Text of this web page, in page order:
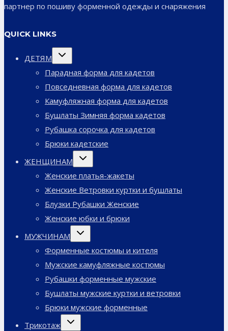
партнер по пошиву форменной одежды и снаряжения
QUICK LINKS
ДЕТЯМ
Переключить
дочернее
Парадная форма для кадетов
Повседневная форма для кадетов
Камуфляжная форма для кадетов
Бушлаты Зимняя форма кадетов
Рубашка сорочка для кадетов
Брюки кадетские
ЖЕНЩИНАМ
Переключить
дочернее
Женские платья-жакеты
Женские Ветровки куртки и бушлаты
Блузки Рубашки Женские
Женские юбки и брюки
МУЖЧИНАМ
Переключить
дочернее
Форменные костюмы и кителя
Мужские камуфляжные костюмы
Рубашки форменные мужские
Бушлаты мужские куртки и ветровки
Брюки мужские форменные
Трикотаж
Переключить
дочернее